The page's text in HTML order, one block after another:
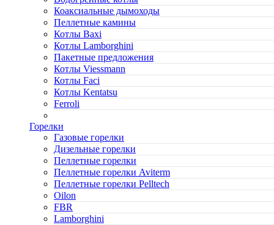
Коаксиальные дымоходы
Пеллетные камины
Котлы Baxi
Котлы Lamborghini
Пакетные предложения
Котлы Viessmann
Котлы Faci
Котлы Kentatsu
Ferroli
Горелки
Газовые горелки
Дизельные горелки
Пеллетные горелки
Пеллетные горелки Aviterm
Пеллетные горелки Pelltech
Oilon
FBR
Lamborghini